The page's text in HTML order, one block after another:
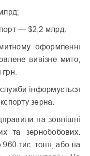
— $2,2 млрд.
оформленні
вивізне мито,
інформується
зерна.
на зовнішні
та зернобобових.
тис. тонн, або на